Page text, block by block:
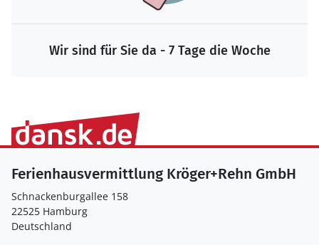
Wir sind für Sie da - 7 Tage die Woche
Ferienhausvermittlung Kröger+Rehn GmbH
Schnackenburgallee 158
22525 Hamburg
Deutschland